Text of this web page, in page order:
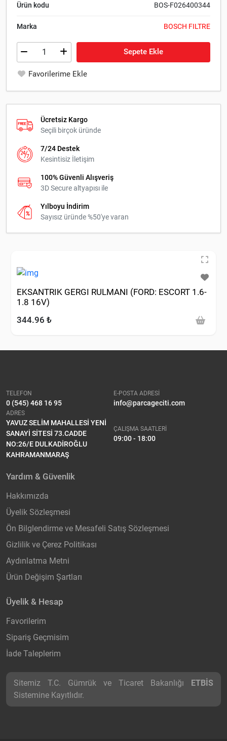
Ürün kodu BOS-F026400344
Marka BOSCH FILTRE
Sepete Ekle
Favorilerime Ekle
Ücretsiz Kargo
Seçili birçok üründe
7/24 Destek
Kesintisiz İletişim
100% Güvenli Alışveriş
3D Secure altyapısı ile
Yılboyu İndirim
Sayısız üründe %50'ye varan
EKSANTRIK GERGI RULMANI (FORD: ESCORT 1.6-
1.8 16V)
344.96 ₺
TELEFON
0 (545) 468 16 95
E-POSTA ADRESİ
info@parcageciti.com
ADRES
YAVUZ SELİM MAHALLESİ YENİ
SANAYİ SİTESİ 73.CADDE
NO:26/E DULKADİROĞLU
KAHRAMANMARAŞ
ÇALIŞMA SAATLERİ
09:00 - 18:00
Yardım & Güvenlik
Hakkımızda
Üyelik Sözleşmesi
Ön Bilglendirme ve Mesafeli Satış Sözleşmesi
Gizlilik ve Çerez Politikası
Aydınlatma Metni
Ürün Değişim Şartları
Üyelik & Hesap
Favorilerim
Sipariş Geçmisim
İade Taleplerim
Sitemiz T.C. Gümrük ve Ticaret Bakanlığı ETBİS
Sistemine Kayıtlıdır.